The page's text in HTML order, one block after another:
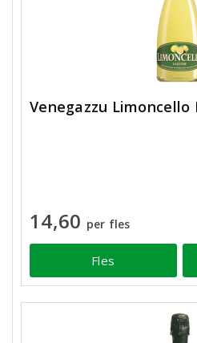
Venegazzu Limoncello
14,60 per fles
Fles